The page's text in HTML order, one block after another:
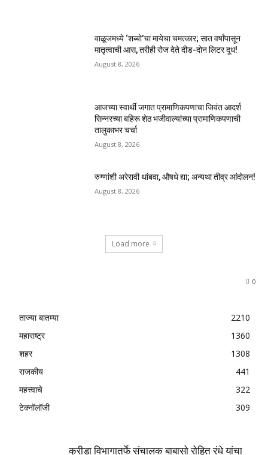
वाळूजमध्ये ‘शब्बो’चा मायेचा चमत्कार; सात वर्षांपासून
मातृत्वाची आस, तरीही रोज देते दीड-दोन लिटर दूध!
August 8, 2026
आजच्या स्वार्थी जगात प्रामाणिकपणाचा जिवंत आदर्श
सिन्नरच्या बहिरू शेठ भजीवाल्यांच्या प्रामाणिकपणाची
तालुकाभर चर्चा
August 8, 2026
रुग्णांशी अरेरावी थांबवा, औषधे द्या; अन्यथा तीव्र आंदोलन!
August 8, 2026
Load more
0
ताज्या बातम्या
2210
महाराष्ट्र
1360
शहर
1308
राजकीय
441
महत्त्वाचे
322
टेक्नॉलॉजी
309
क्रीडा विभागातर्फे संचालक बाबासो रोहित रंधे यांचा